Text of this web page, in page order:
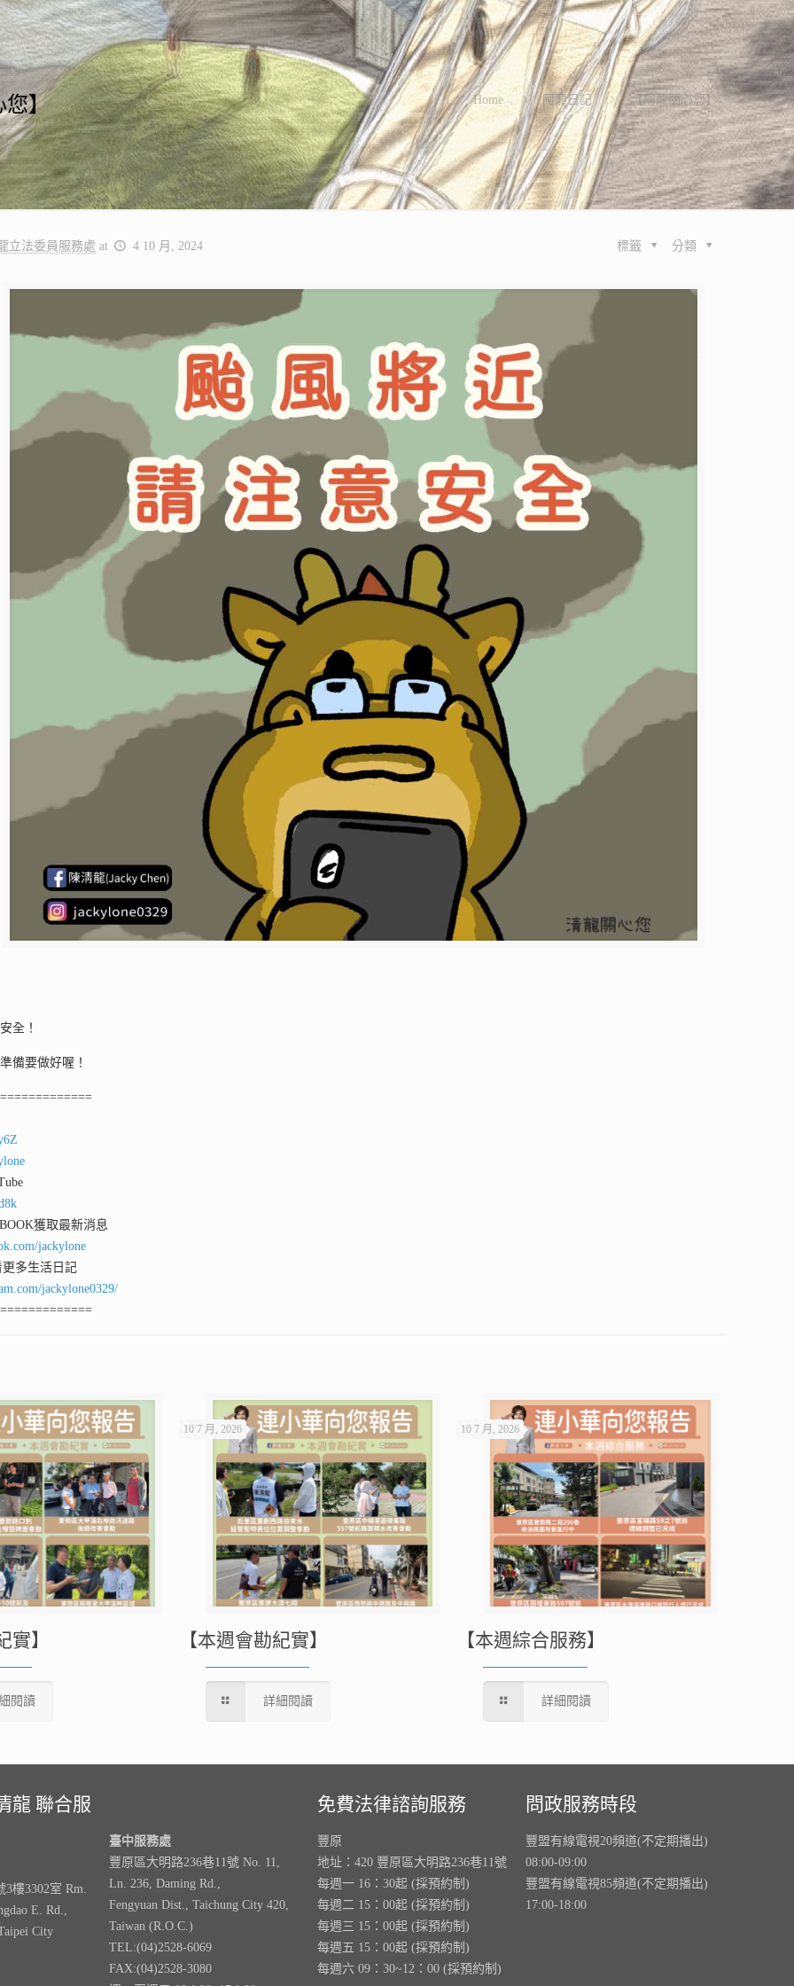
您】 Home 阿龍日記 【阿龍關心您】
立法委員服務處 at 4 10 月, 2024 分類
標籤
全！
備要做好喔！
獲取最新消息
jackylone
多生活日記
jackylone0329/
實】
閱讀
10 7 月, 2026
【本週會勘紀實】
詳細閱讀
10 7 月, 2026
【本週綜合服務】
詳細閱讀
龍 聯合服
樓3302室 Rm.
E. Rd.,
City
臺中服務處
豐原區大明路236巷11號 No. 11,
Ln. 236, Daming Rd.,
Fengyuan Dist., Taichung City 420,
Taiwan (R.O.C.)
TEL:(04)2528-6069
FAX:(04)2528-3080
免費法律諮詢服務
豐原
地址：420 豐原區大明路236巷11號
每週一 16：30起 (採預約制)
每週二 15：00起 (採預約制)
每週三 15：00起 (採預約制)
每週五 15：00起 (採預約制)
每週六 09：30~12：00 (採預約制)
問政服務時段
豐盟有線電視20頻道(不定期播出)
08:00-09:00
豐盟有線電視85頻道(不定期播出)
17:00-18:00